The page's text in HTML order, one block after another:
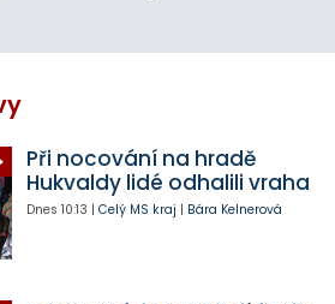
Při nocování na hradě
Hukvaldy lidé odhalili vraha
Dnes 10:13 | Celý MS kraj | Bára Kelnerová